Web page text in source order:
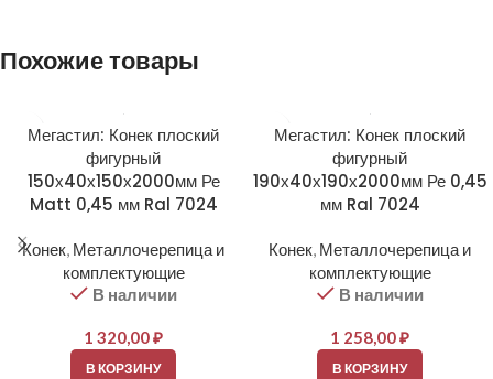
Похожие товары
Мегастил: Конек плоский
фигурный
150х40х150х2000мм Ре
Matt 0,45 мм Ral 7024
Конек, Металлочерепица и
комплектующие
В наличии
1 320,00₽
В КОРЗИНУ
Мегастил: Конек плоский
фигурный
190х40х190х2000мм Ре 0,45
мм Ral 7024
Конек, Металлочерепица и
комплектующие
В наличии
1 258,00₽
В КОРЗИНУ